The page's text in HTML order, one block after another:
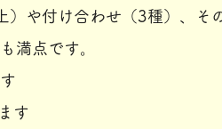
や付け合わせ（3種）、そ
満点です。
す